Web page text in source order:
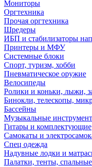
Мониторы
Оргтехника
Прочая оргтехника
Шредеры
ИБП и стабилизаторы
Принтеры и МФУ
Системные блоки
Спорт, туризм, хобби
Пневматическое оружие
Велосипеды
Ролики и коньки, лыжи,
Бинокли, телескопы,
Бассейны
Музыкальные
Гитары и комплектующие
Самокаты и
Спец одежда
Надувные лодки и
Палатки, тенты,